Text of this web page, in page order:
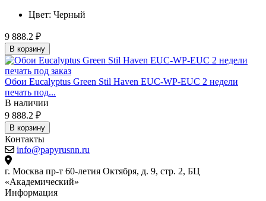
Цвет: Черный
9 888.2 ₽
В корзину
Обои Eucalyptus Green Stil Haven EUC-WP-EUC 2 недели
печать под...
В наличии
9 888.2 ₽
В корзину
Контакты
info@papyrusnn.ru
г. Москва пр-т 60-летия Октября, д. 9, стр. 2, БЦ
«Академический»
Информация